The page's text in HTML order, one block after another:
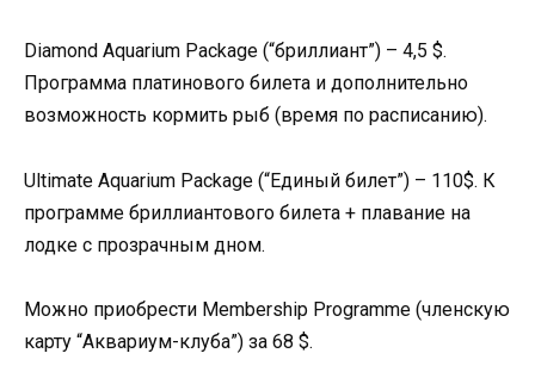
Diamond Aquarium Package (“бриллиант”) – 4,5 $.
Программа платинового билета и дополнительно
возможность кормить рыб (время по расписанию).
Ultimate Aquarium Package (“Единый билет”) – 110$. К
программе бриллиантового билета + плавание на
лодке с прозрачным дном.
Можно приобрести Membership Programme (членскую
карту “Аквариум-клуба”) за 68 $.